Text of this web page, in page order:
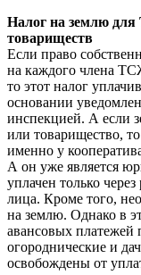
Налог на землю
товариществ
Если право
на каждого члена
то этот налог
основании
инспекцией. А если
или товарищество,
именно у
А он уже является
уплачен только
лица. Кроме того,
на землю. Однако в
авансовых платежей
огороднические и
освобождены от